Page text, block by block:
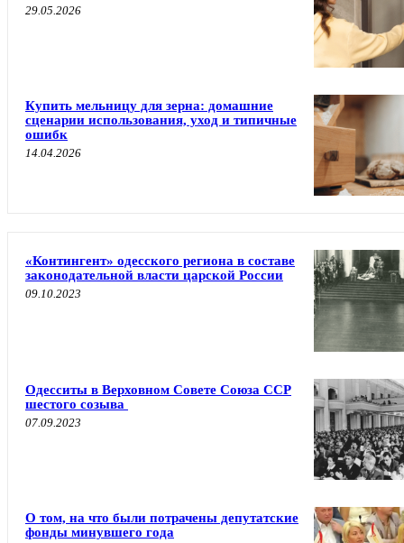
29.05.2026
Купить мельницу для зерна: домашние
сценарии использования, уход и типичные
ошибк
14.04.2026
«Контингент» одесского региона в составе
законодательной власти царской России
09.10.2023
Одесситы в Верховном Совете Союза ССР
шестого созыва
07.09.2023
О том, на что были потрачены депутатские
фонды минувшего года